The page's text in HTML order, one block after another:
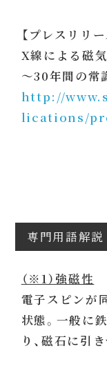
【プレスリリー
X線による磁
～30年間の常
http://
lications/
専門用語解説
（※1）強磁性
電子スピンが
状態。一般に
り、磁石に引